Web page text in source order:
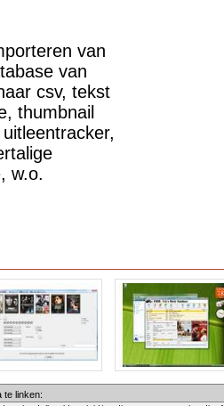
van
van
csv, tekst
thumbnail
w.o.
te linken: